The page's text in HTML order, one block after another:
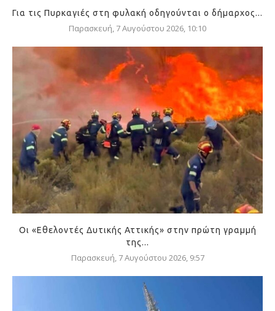
Για τις Πυρκαγιές στη φυλακή οδηγούνται ο δήμαρχος...
Παρασκευή, 7 Αυγούστου 2026, 10:10
Οι «Εθελοντές Δυτικής Αττικής» στην πρώτη γραμμή
της...
Παρασκευή, 7 Αυγούστου 2026, 9:57